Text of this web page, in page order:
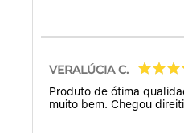
VERALÚCIA C.
Produto de ótima
muito bem. Chegou